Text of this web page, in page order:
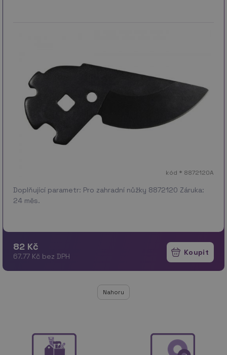
kód * 8872120A
Doplňující parametr: Pro zahradní nůžky 8872120 Záruka:
24 měs.
82 Kč
67.77 Kč bez DPH
Nahoru